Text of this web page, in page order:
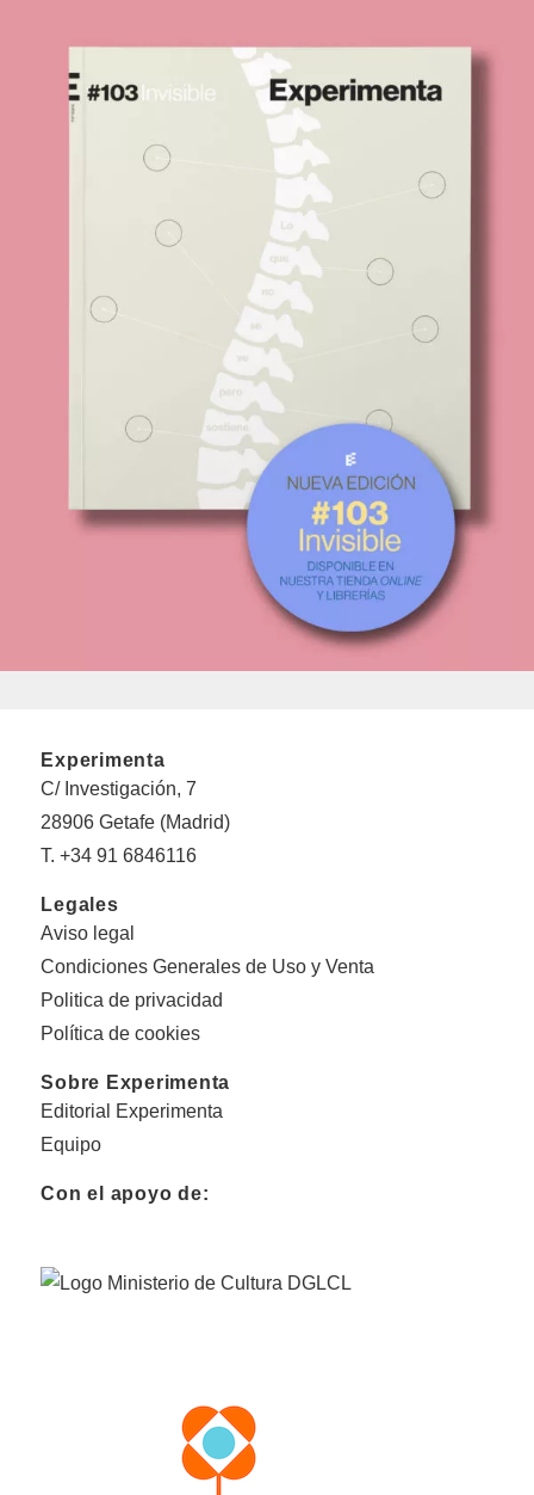
Experimenta
C/ Investigación, 7
28906 Getafe (Madrid)
T. +34 91 6846116
Legales
Aviso legal
Condiciones Generales de Uso y Venta
Politica de privacidad
Política de cookies
Sobre Experimenta
Editorial Experimenta
Equipo
Con el apoyo de: